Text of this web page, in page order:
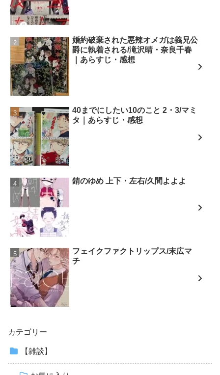
婚約破棄された悪辣オメガは義兄公
爵に執着される/滝沢晴・奈良千春
｜あらすじ・感想
40までにしたい10のこと 2・3/マミ
タ｜あらすじ・感想
錆のゆめ 上下・左右/久間よよよ
フェイクファクトリップス/末広マ
チ
カテゴリー
【雑談】